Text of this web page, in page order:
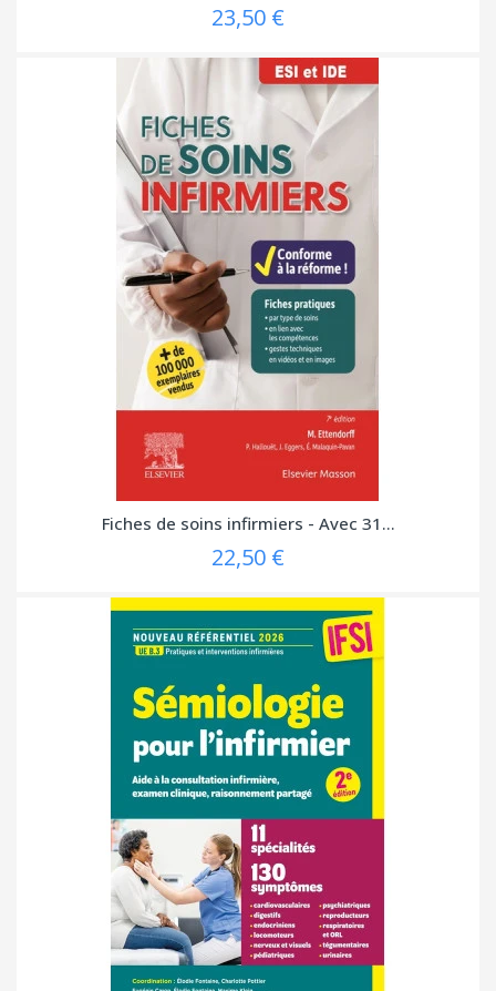
23,50 €
Fiches de soins infirmiers - Avec 31...
22,50 €